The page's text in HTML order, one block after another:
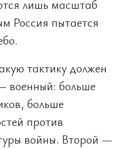
лишь масштаб
Россия пытается
тактику должен
военный: больше
больше
против
войны. Второй —